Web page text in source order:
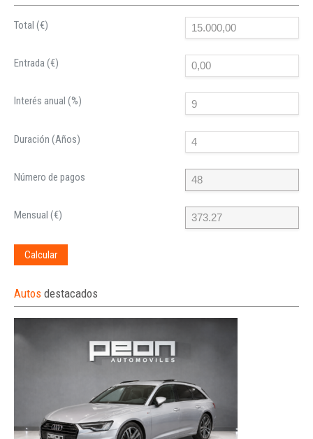
Total (€)
Entrada (€)
Interés anual (%)
Duración (Años)
Número de pagos
Mensual (€)
Calcular
Autos destacados